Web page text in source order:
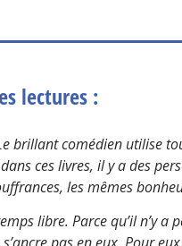
lectures :
brillant comédien utilise
ces livres, il y a des
les mêmes
libre. Parce qu’il n’y a